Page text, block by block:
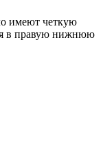
имеют четкую
в правую нижнюю